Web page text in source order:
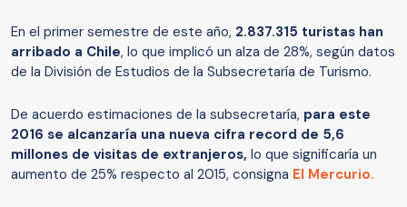
En el primer semestre de este año, 2.837.315 turistas han
arribado a Chile, lo que implicó un alza de 28%, según datos
de la División de Estudios de la Subsecretaría de Turismo.
De acuerdo estimaciones de la subsecretaría, para este
2016 se alcanzaría una nueva cifra record de 5,6
millones de visitas de extranjeros, lo que significaría un
aumento de 25% respecto al 2015, consigna El Mercurio.